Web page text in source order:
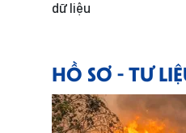
dữ liệu
HỒ SƠ - TƯ